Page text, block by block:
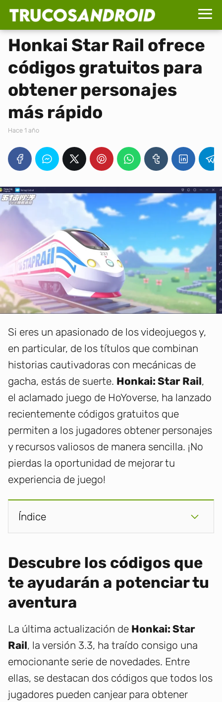
Honkai Star Rail ofrece
códigos gratuitos para
obtener personajes
más rápido
hace 1 año
Si eres un apasionado de los videojuegos y,
en particular, de los títulos que combinan
historias cautivadoras con mecánicas de
gacha, estás de suerte. Honkai: Star Rail,
el aclamado juego de HoYoverse, ha lanzado
recientemente códigos gratuitos que
permiten a los jugadores obtener personajes
y recursos valiosos de manera sencilla. ¡No
pierdas la oportunidad de mejorar tu
experiencia de juego!
Índice
Descubre los códigos que
te ayudarán a potenciar tu
aventura
La última actualización de Honkai: Star
Rail, la versión 3.3, ha traído consigo una
emocionante serie de novedades. Entre
ellas, se destacan dos códigos que todos los
jugadores pueden canjear para obtener